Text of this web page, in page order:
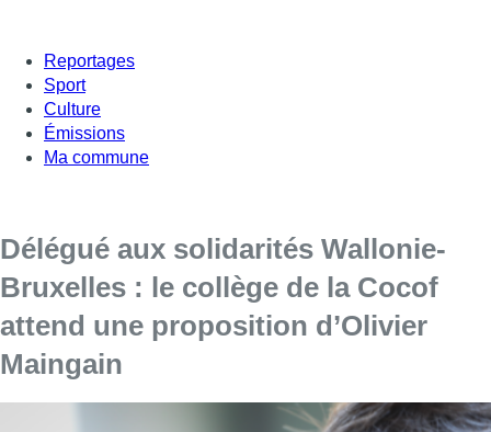
Reportages
Sport
Culture
Émissions
Ma commune
Délégué aux solidarités Wallonie-
Bruxelles : le collège de la Cocof
attend une proposition d’Olivier
Maingain